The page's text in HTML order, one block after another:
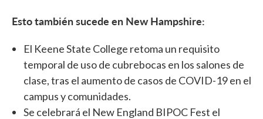
Esto también sucede en New Hampshire:
El Keene State College retoma un requisito
temporal de uso de cubrebocas en los salones de
clase, tras el aumento de casos de COVID-19 en el
campus y comunidades.
Se celebrará el New England BIPOC Fest el